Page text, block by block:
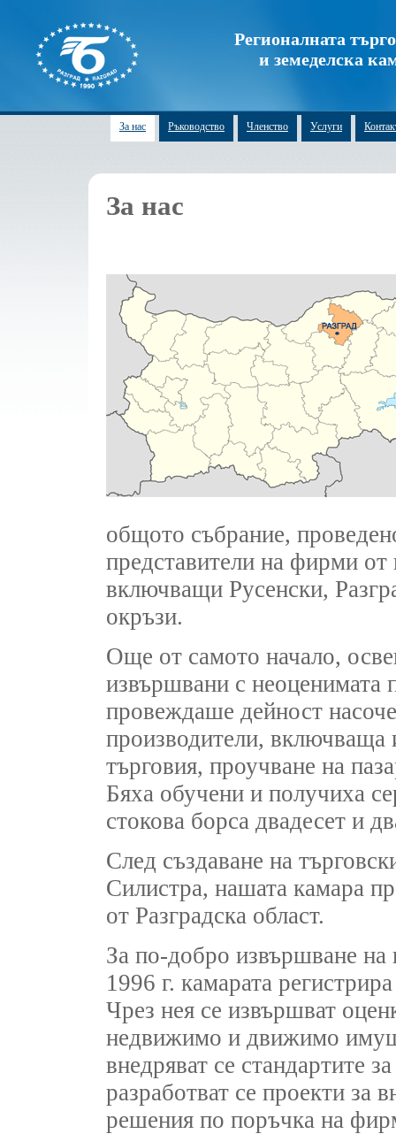
Регионалната
и земеделска
За нас Ръководство Членство Услуги
За нас
общото събрание,
представители на фирми от
включващи Русенски,
окръзи.
Още от самото начало,
извършвани с
провеждаше дейност
производители, включваща
търговия, проучване на
Бяха обучени и получиха
стокова борса двадесет и
След създаване на
Силистра, нашата камара
от Разградска област.
За по-добро извършване на
1996 г. камарата
Чрез нея се извършват
недвижимо и движимо
внедряват се стандартите
разработват се проекти за
решения по поръчка на